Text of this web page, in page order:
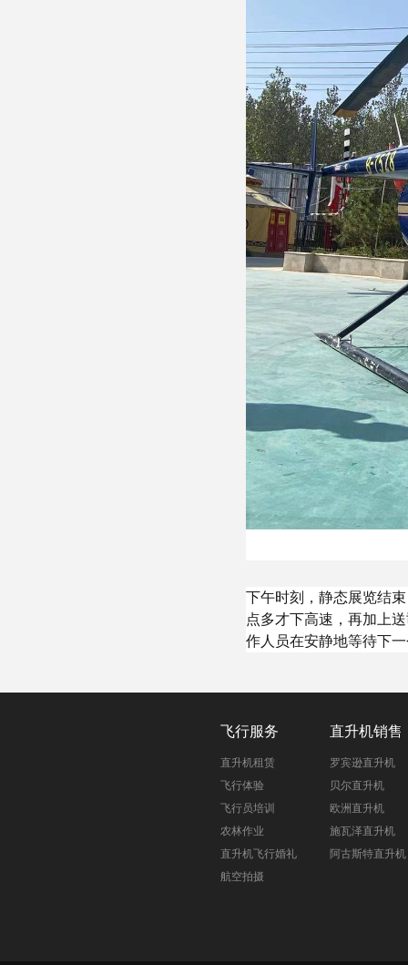
下午时刻，静态展览结
点多才下高速，再加上
作人员在安静地等待下
飞行服务
直升机租赁
飞行体验
飞行员培训
农林作业
直升机飞行婚礼
航空拍摄
直升机销售
罗宾逊直升机
贝尔直升机
欧洲直升机
施瓦泽直升机
阿古斯特直升机